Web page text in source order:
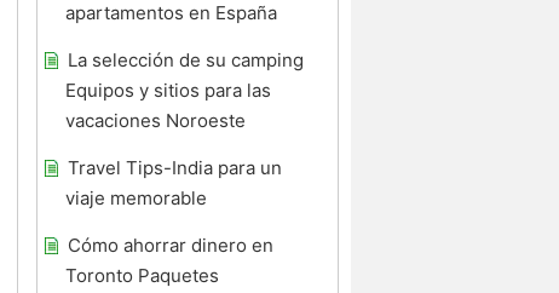
apartamentos en España
La selección de su camping
Equipos y sitios para las
vacaciones Noroeste
Travel Tips-India para un
viaje memorable
Cómo ahorrar dinero en
Toronto Paquetes